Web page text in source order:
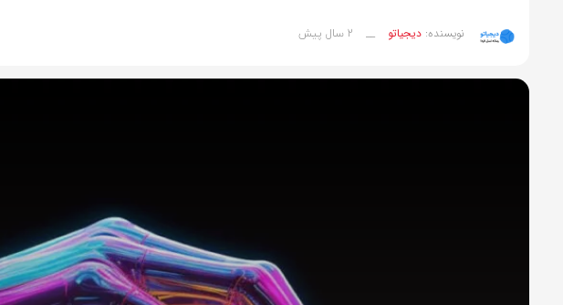
نویسنده: دیجیاتو __ 2 سال پیش